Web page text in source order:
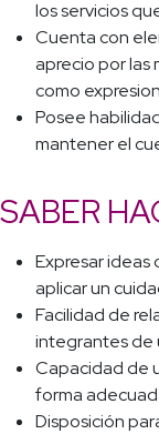
los servicios
Cuenta con
aprecio por las
como
Posee
mantener el
SABER
Expresar ideas
aplicar un
Facilidad de
integrantes de
Capacidad de
forma
Disposición